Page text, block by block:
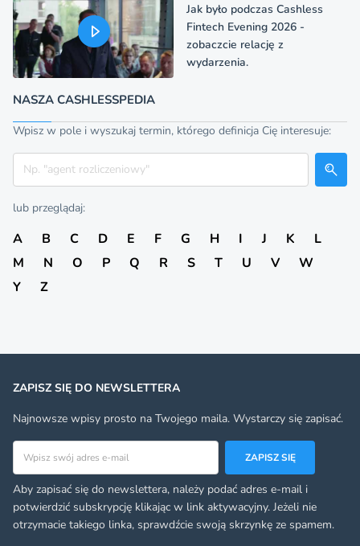
Jak było podczas Cashless
Fintech Evening 2026 -
zobaczcie relację z
wydarzenia.
NASZA CASHLESSPEDIA
Wpisz w pole i wyszukaj termin, którego definicja Cię interesuje:
Szukaj
lub przeglądaj:
A B C D E F G H I J K
L
M
N O P Q R S T U V
W
Y
Z
ZAPISZ SIĘ DO NEWSLETTERA
Najnowsze wpisy prosto na Twojego maila. Wystarczy się zapisać.
Adres email
ZAPISZ SIĘ
Aby zapisać się do newslettera, należy podać adres e-mail i
potwierdzić subskrypcję klikając w link aktywacyjny. Jeżeli nie
otrzymacie takiego linka, sprawdźcie swoją skrzynkę ze spamem.